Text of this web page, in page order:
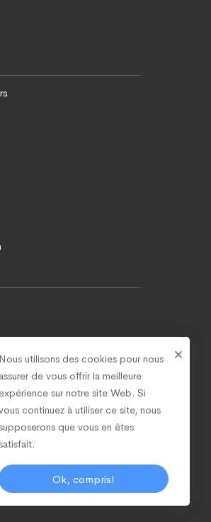
Nous utilisons des cookies pour nous
assurer de vous offrir la meilleure
expérience sur notre site Web. Si
continuez à utiliser ce site, nous
que vous en êtes
Ok, compris!